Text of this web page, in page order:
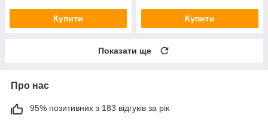
Купити Купити
Показати ще
Про нас
95% позитивних з 183 відгуків за рік